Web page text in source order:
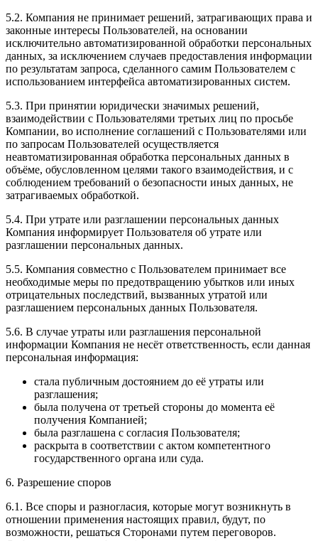
5.2. Компания не принимает решений, затрагивающих права и
законные интересы Пользователей, на основании
исключительно автоматизированной обработки персональных
данных, за исключением случаев предоставления информации
по результатам запроса, сделанного самим Пользователем с
использованием интерфейса автоматизированных систем.
5.3. При принятии юридически значимых решений,
взаимодействии с Пользователями третьих лиц по просьбе
Компании, во исполнение соглашений с Пользователями или
по запросам Пользователей осуществляется
неавтоматизированная обработка персональных данных в
объёме, обусловленном целями такого взаимодействия, и с
соблюдением требований о безопасности иных данных, не
затрагиваемых обработкой.
5.4. При утрате или разглашении персональных данных
Компания информирует Пользователя об утрате или
разглашении персональных данных.
5.5. Компания совместно с Пользователем принимает все
необходимые меры по предотвращению убытков или иных
отрицательных последствий, вызванных утратой или
разглашением персональных данных Пользователя.
5.6. В случае утраты или разглашения персональной
информации Компания не несёт ответственность, если данная
персональная информация:
стала публичным достоянием до её утраты или
разглашения;
была получена от третьей стороны до момента её
получения Компанией;
была разглашена с согласия Пользователя;
раскрыта в соответствии с актом компетентного
государственного органа или суда.
6. Разрешение споров
6.1. Все споры и разногласия, которые могут возникнуть в
отношении применения настоящих правил, будут, по
возможности, решаться Сторонами путем переговоров.